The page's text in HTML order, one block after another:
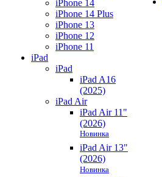
iPhone 14
iPhone 14 Plus
iPhone 13
iPhone 12
iPhone 11
iPad
iPad
iPad A16
(2025)
iPad Air
iPad Air 11"
(2026)
Новинка
iPad Air 13"
(2026)
Новинка